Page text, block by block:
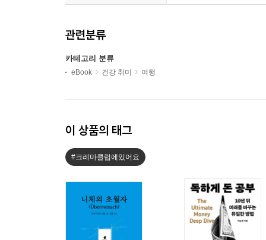
관련분류
카테고리 분류
eBook 건강 취미 여행
이 상품의 태그
#크레마클럽에있어요